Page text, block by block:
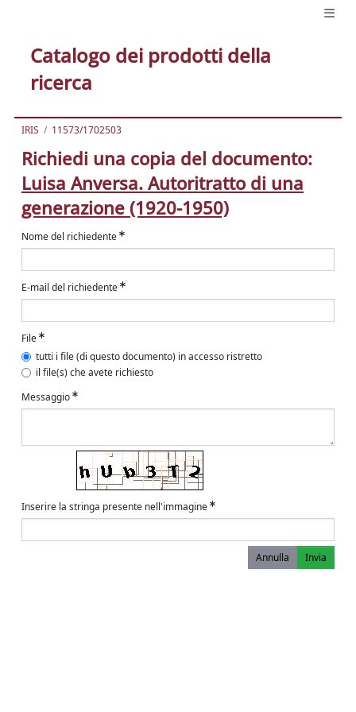
Catalogo dei prodotti della
ricerca
IRIS 11573/1702503
Richiedi una copia del documento:
Luisa Anversa. Autoritratto di una
generazione (1920-1950)
Nome del richiedente
E-mail del richiedente
File
tutti i file (di questo documento) in accesso ristretto
il file(s) che avete richiesto
Messaggio
Inserire la stringa presente nell'immagine
Annulla Invia